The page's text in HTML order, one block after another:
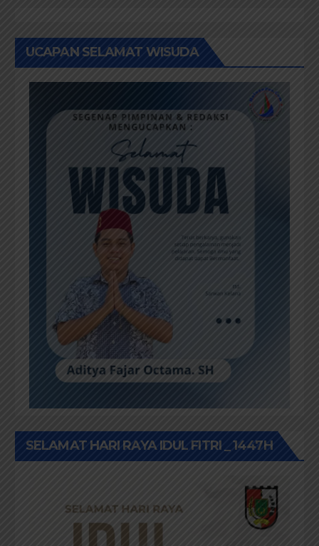
UCAPAN SELAMAT WISUDA
SELAMAT HARI RAYA IDUL FITRI _ 1447H